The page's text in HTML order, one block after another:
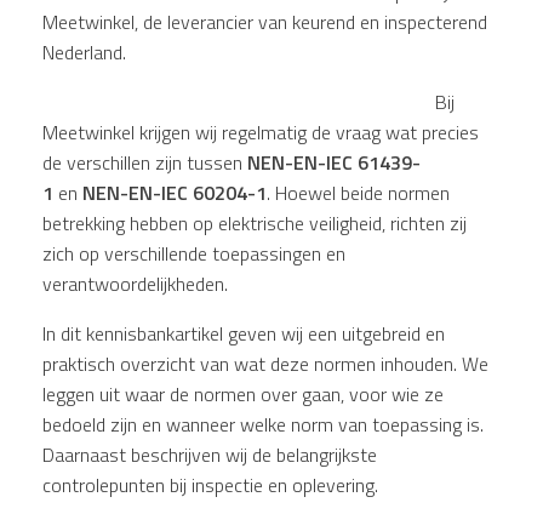
Bij
Meetwinkel krijgen wij regelmatig de vraag wat precies
de verschillen zijn tussen NEN-EN-IEC 61439-
1 en NEN-EN-IEC 60204-1. Hoewel beide normen
betrekking hebben op elektrische veiligheid, richten zij
zich op verschillende toepassingen en
verantwoordelijkheden.
In dit kennisbankartikel geven wij een uitgebreid en
praktisch overzicht van wat deze normen inhouden. We
leggen uit waar de normen over gaan, voor wie ze
bedoeld zijn en wanneer welke norm van toepassing is.
Daarnaast beschrijven wij de belangrijkste
controlepunten bij inspectie en oplevering.